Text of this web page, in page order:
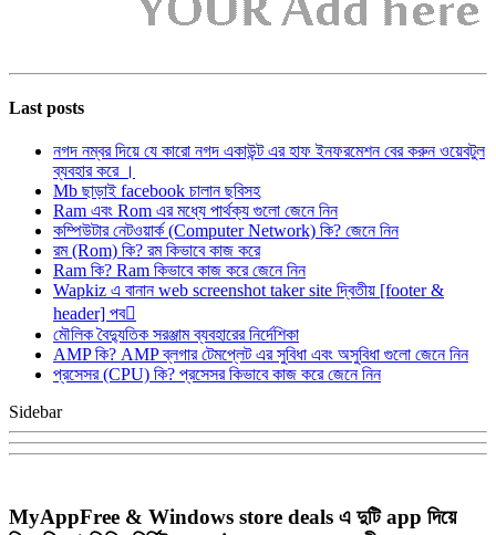
Last posts
নগদ নম্বর দিয়ে যে কারো নগদ একাউন্ট এর হাফ ইনফরমেশন বের করুন ওয়েবটুল
ব্যবহার করে ।
Mb ছাড়াই facebook চালান ছবিসহ
Ram এবং Rom এর মধ্যে পার্থক্য গুলো জেনে নিন
কম্পিউটার নেটওয়ার্ক (Computer Network) কি? জেনে নিন
রম (Rom) কি? রম কিভাবে কাজ করে
Ram কি? Ram কিভাবে কাজ করে জেনে নিন
Wapkiz এ বানান web screenshot taker site দ্বিতীয় [footer &
header] পব
মৌলিক বৈদ্যুতিক সরঞ্জাম ব্যবহারের নির্দেশিকা
AMP কি? AMP ব্লগার টেমপ্লেট এর সুবিধা এবং অসুবিধা গুলো জেনে নিন
প্রসেসর (CPU) কি? প্রসেসর কিভাবে কাজ করে জেনে নিন
Sidebar
MyAppFree & Windows store deals এ দুটি app দিয়ে